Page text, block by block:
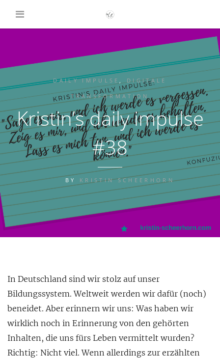
DAILY IMPULSE,DIGITALE
TRANSFORMATION
Kristin’s daily impulse
#38
BY KRISTIN SCHEERHORN
In Deutschland sind wir stolz auf unser
Bildungssystem. Weltweit werden wir dafür (noch)
beneidet. Aber erinnern wir uns: Was haben wir
wirklich noch in Erinnerung von den gehörten
Inhalten, die uns fürs Leben vermittelt wurden?
Richtig: Nicht viel. Wenn allerdings zur erzählten